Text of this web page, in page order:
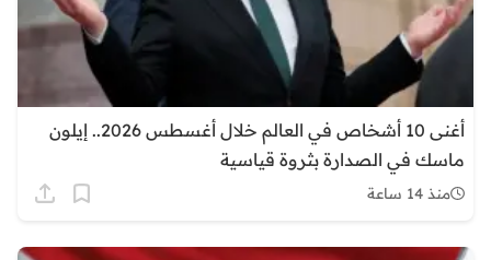
أغنى 10 أشخاص في العالم خلال أغسطس 2026.. إيلون
ماسك في الصدارة بثروة قياسية
منذ 14 ساعة